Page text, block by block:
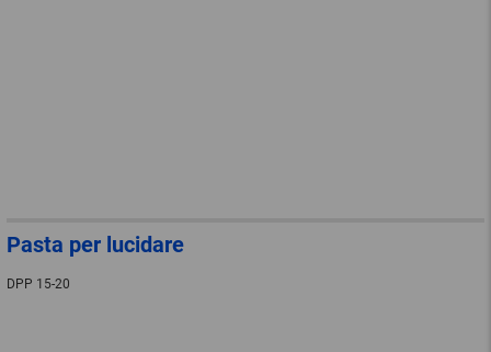
Pasta per lucidare
DPP 15-20